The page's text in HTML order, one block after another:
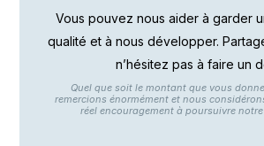
Vous pouvez nous aider à garder
qualité et à nous développer.
n’hésitez pas à faire un
Quel que soit le montant que vous
remercions énormément et nous
réel encouragement à poursuivre